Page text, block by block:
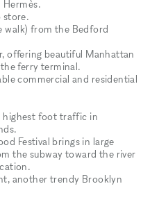
store.
walk) from the Bedford
offering beautiful Manhattan
ferry terminal.
commercial and residential
highest foot traffic in
Festival brings in large
the subway toward the river
another trendy Brooklyn